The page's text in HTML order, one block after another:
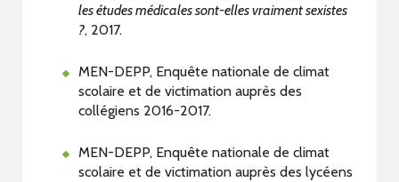
les études médicales sont-elles vraiment sexistes
?, 2017.
MEN-DEPP, Enquête nationale de climat
scolaire et de victimation auprès des
collégiens 2016-2017.
MEN-DEPP, Enquête nationale de climat
scolaire et de victimation auprès des lycéens